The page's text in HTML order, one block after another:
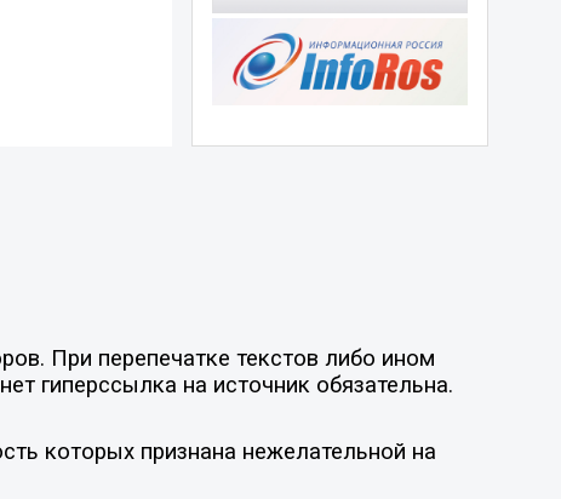
При перепечатке текстов либо ином
гиперссылка на источник обязательна.
которых признана нежелательной на